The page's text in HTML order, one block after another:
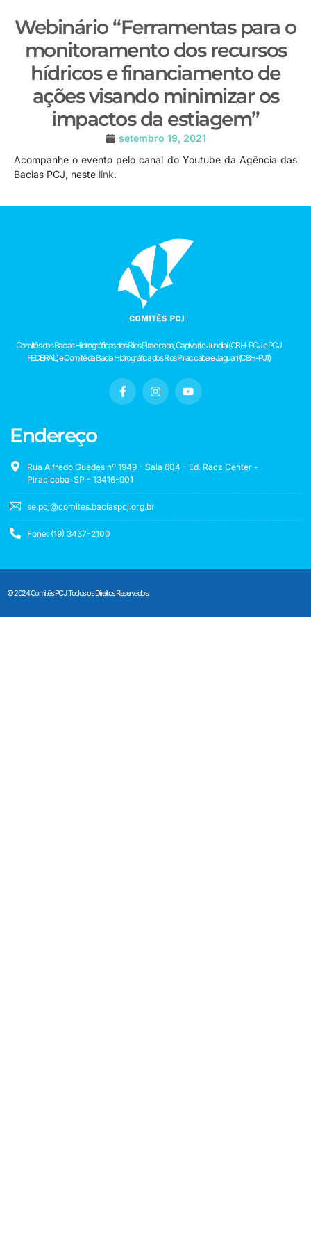
Webinário “Ferramentas para o
monitoramento dos recursos
hídricos e financiamento de
ações visando minimizar os
impactos da estiagem”
setembro 19, 2021
Acompanhe o evento pelo canal do Youtube da Agência das
Bacias PCJ, neste link.
Comitês das Bacias Hidrográficas dos Rios Piracicaba, Capivari e Jundiaí (CBH-PCJ e PCJ
FEDERAL) e Comitê da Bacia Hidrográfica dos Rios Piracicaba e Jaguari (CBH-PJ1)
Endereço
Rua Alfredo Guedes nº 1949 - Sala 604 - Ed. Racz Center -
Piracicaba-SP - 13416-901
se.pcj@comites.baciaspcj.org.br
Fone: (19) 3437-2100
© 2024 Comitês PCJ. Todos os Direitos Reservados.